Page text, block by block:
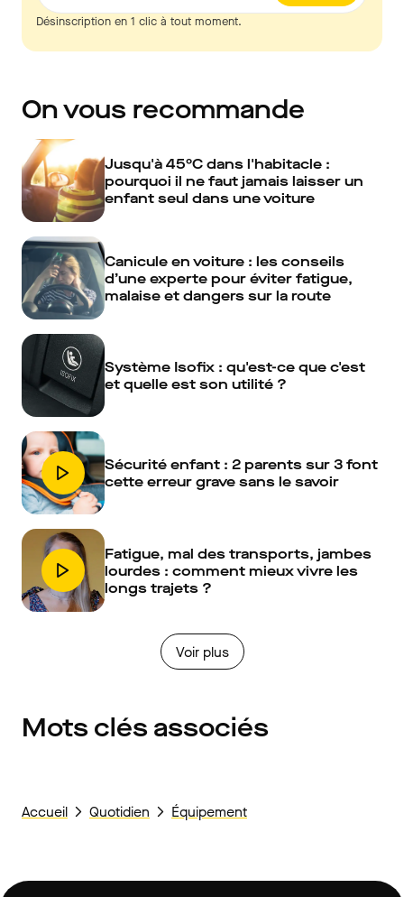
Désinscription en 1 clic à tout moment.
On vous recommande
Jusqu'à 45°C dans l'habitacle :
pourquoi il ne faut jamais laisser un
enfant seul dans une voiture
Canicule en voiture : les conseils
d’une experte pour éviter fatigue,
malaise et dangers sur la route
Système Isofix : qu'est-ce que c'est
et quelle est son utilité ?
Sécurité enfant : 2 parents sur 3 font
cette erreur grave sans le savoir
Fatigue, mal des transports, jambes
lourdes : comment mieux vivre les
longs trajets ?
Voir plus
Mots clés associés
Accueil Quotidien Équipement